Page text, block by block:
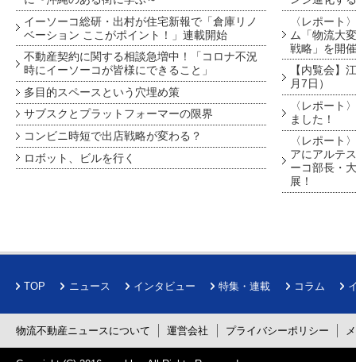
イーソーコ総研・出村が住宅新報で「倉庫リノ
ベーション ここがポイント！」連載開始
不動産契約に関する相談急増中！「コロナ不況
時にイーソーコが皆様にできること」
多目的スペースという穴埋め策
サブスクとプラットフォーマーの限界
コンビニ時短で出店戦略が変わる？
ロボット、ビルを行く
〈レポート
ム「物流大
戦略」を開
【内覧会】
月7日）
〈レポート
ました！
〈レポート
アにアルテ
ーコ部長・
展！
TOP ニュース インタビュー 特集・連載 コラム
物流不動産ニュースについて 運営会社 プライバシーポリシー